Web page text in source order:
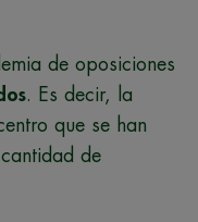
de oposiciones
. Es decir, la
que se han
de